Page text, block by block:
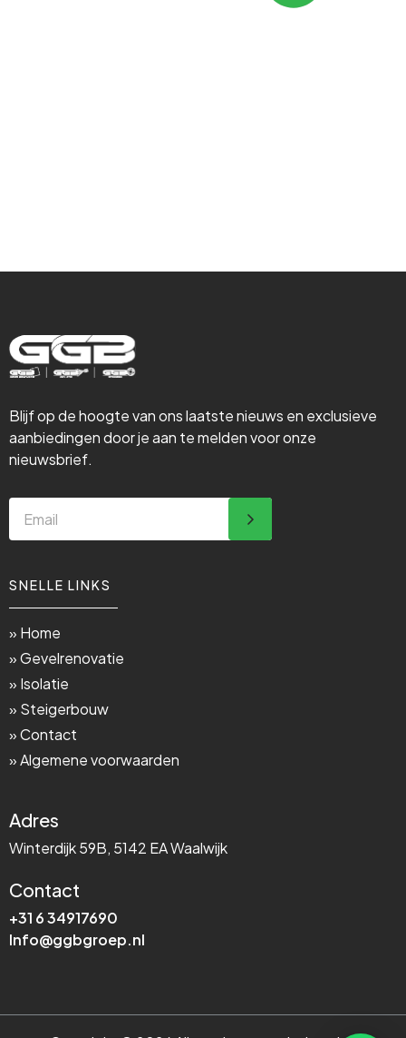
Blijf op de hoogte van ons laatste nieuws en exclusieve
aanbiedingen door je aan te melden voor onze
nieuwsbrief.
SNELLE LINKS
» Home
» Gevelrenovatie
» Isolatie
» Steigerbouw
» Contact
» Algemene voorwaarden
Adres
Winterdijk 59B, 5142 EA Waalwijk
Contact
+31 6 34917690
Info@ggbgroep.nl